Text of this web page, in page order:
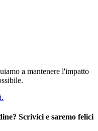
a mantenere l'impatto
Scrivici e saremo felici